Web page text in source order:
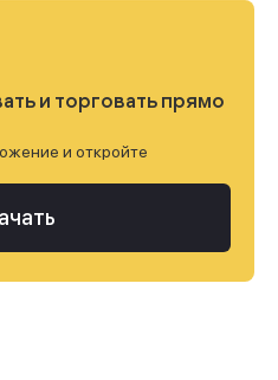
и торговать прямо
и откройте